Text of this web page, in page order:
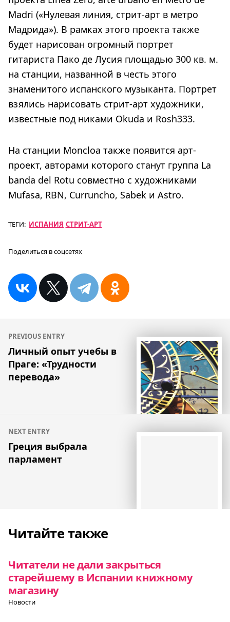
Madri («Нулевая линия, стрит-арт в метро
Мадрида»). В рамках этого проекта также
будет нарисован огромный портрет
гитариста Пако де Лусия площадью 300 кв. м.
на станции, названной в честь этого
знаменитого испанского музыканта. Портрет
взялись нарисовать стрит-арт художники,
известные под никами Okuda и Rosh333.
На станции Moncloa также появится арт-
проект, авторами которого станут группа La
banda del Rotu совместно с художниками
Mufasa, RBN, Curruncho, Sabek и Astro.
ТЕГИ: ИСПАНИЯ СТРИТ-АРТ
Поделиться в соцсетях
Навигация
по
записям
PREVIOUS ENTRY
Личный опыт учебы в
Праге: «Трудности
перевода»
NEXT ENTRY
Греция выбрала
парламент
Читайте также
Читатели не дали закрыться
старейшему в Испании книжному
магазину
Новости